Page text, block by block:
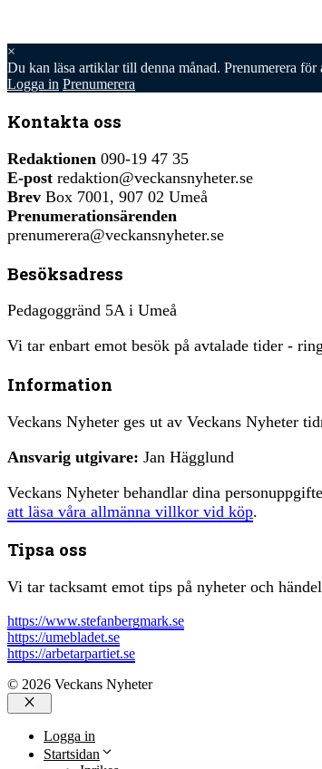
×
Du kan läsa artiklar till denna månad. Prenumerera
Logga in Prenumerera
Kontakta oss
Redaktionen 090-19 47 35
E-post redaktion@veckansnyheter.se
Brev Box 7001, 907 02 Umeå
Prenumerationsärenden
prenumerera@veckansnyheter.se
Besöksadress
Pedagoggränd 5A i Umeå
Vi tar enbart emot besök på avtalade tider -
Information
Veckans Nyheter ges ut av Veckans Nyheter
Ansvarig utgivare: Jan Hägglund
Veckans Nyheter behandlar dina
att läsa våra allmänna villkor vid köp.
Tipsa oss
Vi tar tacksamt emot tips på nyheter och
https://www.stefanbergmark.se
https://umebladet.se
https://arbetarpartiet.se
© 2026 Veckans Nyheter
Stäng
Logga in
Startsidan